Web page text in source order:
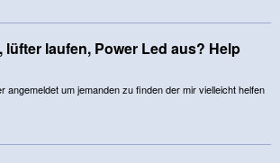
lüfter laufen, Power Led aus? Help
angemeldet um jemanden zu finden der mir vielleicht helfen